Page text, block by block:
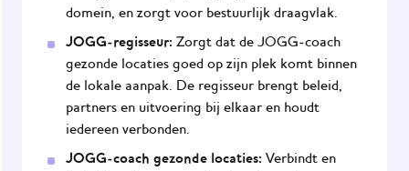
domein, en zorgt voor bestuurlijk draagvlak.
JOGG-regisseur: Zorgt dat de JOGG‑coach
gezonde locaties goed op zijn plek komt binnen
de lokale aanpak. De regisseur brengt beleid,
partners en uitvoering bij elkaar en houdt
iedereen verbonden.
JOGG-coach gezonde locaties: Verbindt en